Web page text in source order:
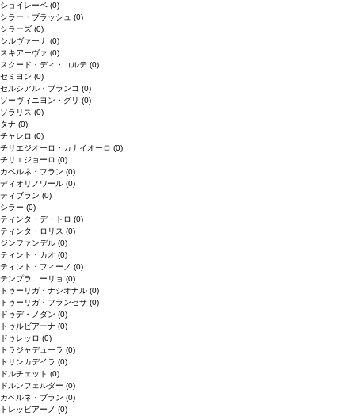
ショイレーベ (0)
シラー・ブラッシュ (0)
シラーズ (0)
シルヴァーナ (0)
スキアーヴァ (0)
スクード・ディ・コルテ (0)
セミヨン (0)
セルシアル・ブランコ (0)
ソーヴィニヨン・グリ (0)
ソラリス (0)
タナ (0)
チャレロ (0)
チリエジオーロ・カナイオーロ (0)
チリエジョーロ (0)
カベルネ・フラン (0)
ディオリノワール (0)
ティブラン (0)
シラー (0)
ティンタ・デ・トロ (0)
ティンタ・ロリス (0)
ジンファンデル (0)
ティント・カオ (0)
ティント・フィーノ (0)
テンプラニーリョ (0)
トゥーリガ・ナシオナル (0)
トゥーリガ・フランセサ (0)
ドゥデ・ノダン (0)
トゥルビアーナ (0)
ドゥレッロ (0)
トラジャデューラ (0)
トリンカデイラ (0)
ドルチェット (0)
ドルンフェルダー (0)
カベルネ・ブラン (0)
トレッビアーノ (0)